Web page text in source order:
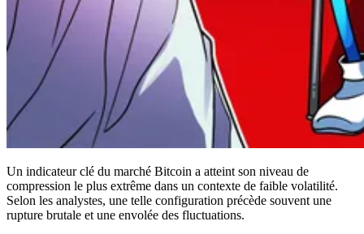
Un indicateur clé du marché Bitcoin a atteint son niveau de
compression le plus extrême dans un contexte de faible volatilité.
Selon les analystes, une telle configuration précède souvent une
rupture brutale et une envolée des fluctuations.